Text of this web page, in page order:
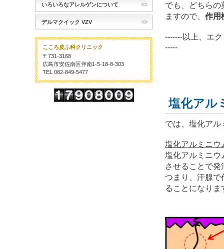
でも、どちら
ますので、 作用
-------以上、エ
-----
塩化アル
では、塩化ア
塩化アルミニウ
塩化アルミニウ
させることで
つまり、汗腺で
ることになりま
いろいろなアレルゲンについて
デルマクイック VZV
こころ皮ふ科クリニック
〒731-3168
広島市安佐南区伴南1-5-18-8-303
TEL 082-849-5477